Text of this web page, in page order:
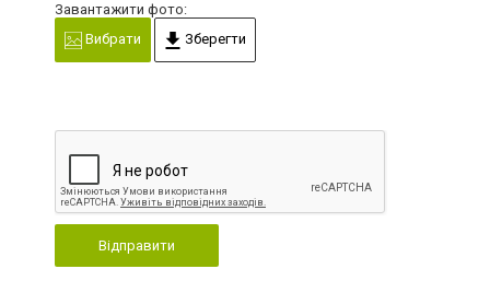
Завантажити фото:
Вибрати
Зберегти
Відправити